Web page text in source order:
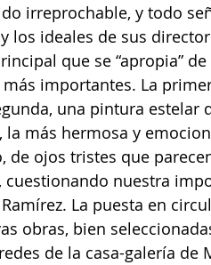
irreprochable, y todo
los ideales de sus
que se “apropia”
importantes. La
una pintura estelar
la más hermosa y
de ojos tristes que
nuestra
La puesta en
obras, bien
de la casa-galería de